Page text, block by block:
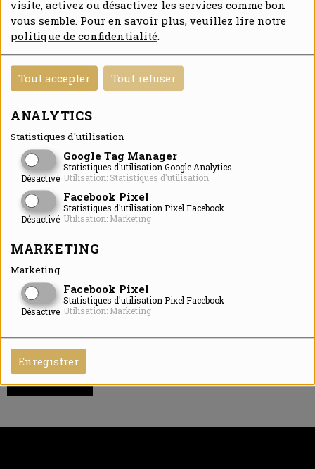
visite, activez ou désactivez les services comme bon
vous semble. Pour en savoir plus, veuillez lire notre
politique de confidentialité.
Tout accepter Tout refuser
ANALYTICS
Statistiques d'utilisation
Google Tag Manager
Désactivé
Statistiques d'utilisation Google Analytics
Utilisation: Statistiques d'utilisation
Facebook Pixel
Désactivé
Statistiques d'utilisation Pixel Facebook
Utilisation: Marketing
MARKETING
Marketing
Facebook Pixel
Désactivé
Statistiques d'utilisation Pixel Facebook
Utilisation: Marketing
Enregistrer